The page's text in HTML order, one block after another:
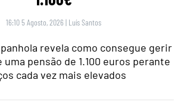
16:10 5 Agosto, 2026 | Luís Santos
revela como consegue gerir
pensão de 1.100 euros perante
cada vez mais elevados